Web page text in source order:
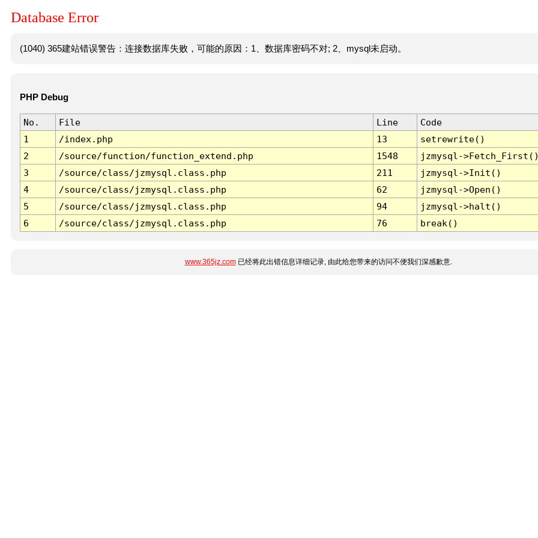
Database Error
(1040) 365建站错误警告：连接数据库失败，可能的原因：1、数据库密码不对; 2、mysql未启动。
PHP Debug
No. File Line
Code
1
/index.php 13
setrewrite()
2
/source/function/function_extend.php 1548
jzmysql-
3
/source/class/jzmysql.class.php 211
jzmysql->Init()
4
/source/class/jzmysql.class.php 62
jzmysql->Open()
5
/source/class/jzmysql.class.php 94
jzmysql->halt()
6
/source/class/jzmysql.class.php 76 break()
www.365jz.com已经将此出错信息详细记录, 由此给您带来的访问不便我们深感歉意.